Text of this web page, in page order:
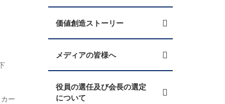
ー
価値創造ストーリー
メディアの皆様へ
役員の選任及び会長の選定
について